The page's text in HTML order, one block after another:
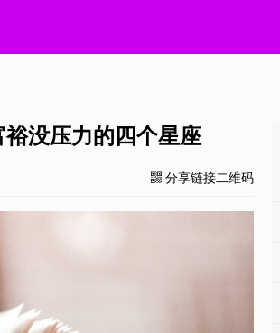
没压力的四个星座
分享链接二维码